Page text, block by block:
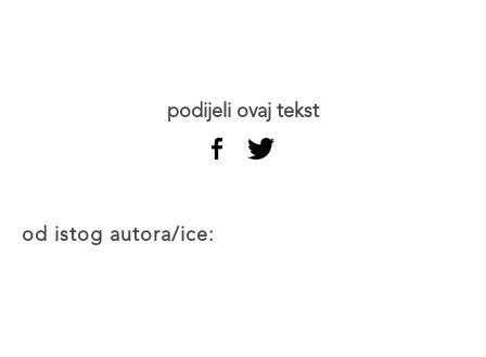
podijeli ovaj tekst
od istog autora/ice: